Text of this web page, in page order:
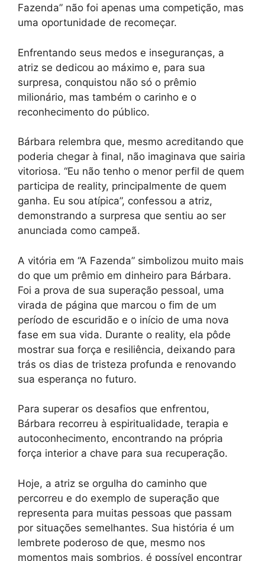
Fazenda” não foi apenas uma competição, mas
uma oportunidade de recomeçar.
Enfrentando seus medos e inseguranças, a
atriz se dedicou ao máximo e, para sua
surpresa, conquistou não só o prêmio
milionário, mas também o carinho e o
reconhecimento do público.
Bárbara relembra que, mesmo acreditando que
poderia chegar à final, não imaginava que sairia
vitoriosa. “Eu não tenho o menor perfil de quem
participa de reality, principalmente de quem
ganha. Eu sou atípica”, confessou a atriz,
demonstrando a surpresa que sentiu ao ser
anunciada como campeã.
A vitória em “A Fazenda” simbolizou muito mais
do que um prêmio em dinheiro para Bárbara.
Foi a prova de sua superação pessoal, uma
virada de página que marcou o fim de um
período de escuridão e o início de uma nova
fase em sua vida. Durante o reality, ela pôde
mostrar sua força e resiliência, deixando para
trás os dias de tristeza profunda e renovando
sua esperança no futuro.
Para superar os desafios que enfrentou,
Bárbara recorreu à espiritualidade, terapia e
autoconhecimento, encontrando na própria
força interior a chave para sua recuperação.
Hoje, a atriz se orgulha do caminho que
percorreu e do exemplo de superação que
representa para muitas pessoas que passam
por situações semelhantes. Sua história é um
lembrete poderoso de que, mesmo nos
momentos mais sombrios, é possível encontrar